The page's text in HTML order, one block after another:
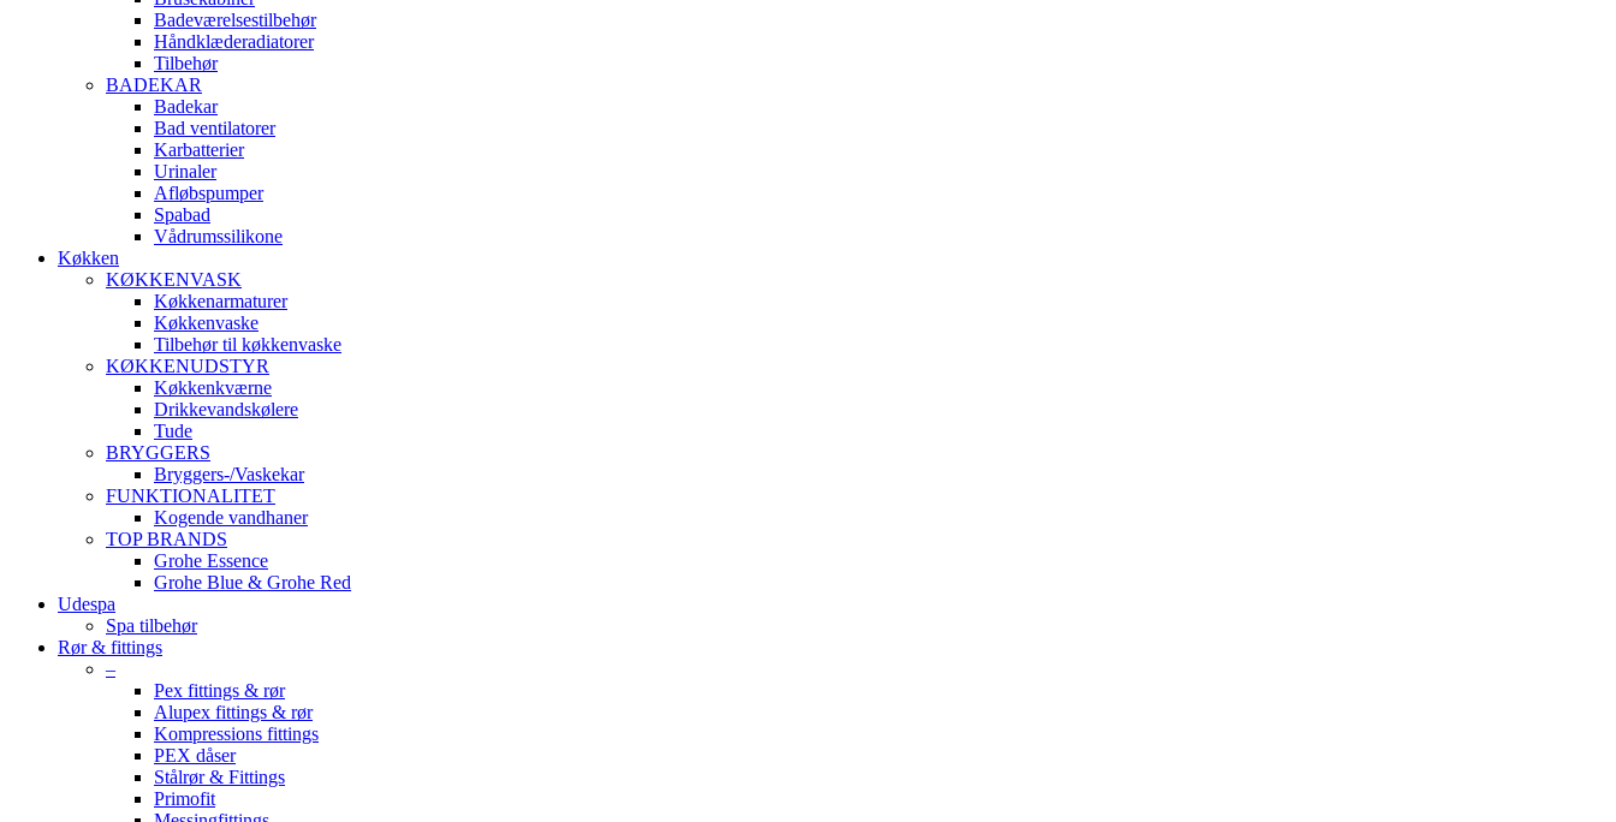
Badeværelsestilbehør
Håndklæderadiatorer
Tilbehør
BADEKAR
Badekar
Bad ventilatorer
Karbatterier
Urinaler
Afløbspumper
Spabad
Vådrumssilikone
Køkken
KØKKENVASK
Køkkenarmaturer
Køkkenvaske
Tilbehør til køkkenvaske
KØKKENUDSTYR
Køkkenkværne
Drikkevandskølere
Tude
BRYGGERS
Bryggers-/Vaskekar
FUNKTIONALITET
Kogende vandhaner
TOP BRANDS
Grohe Essence
Grohe Blue & Grohe Red
Udespa
Spa tilbehør
Rør & fittings
–
Pex fittings & rør
Alupex fittings & rør
Kompressions fittings
PEX dåser
Stålrør & Fittings
Primofit